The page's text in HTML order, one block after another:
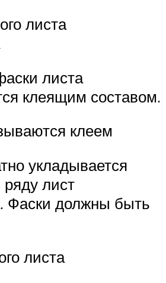
листа
листа
клеящим составом.
клеем
укладывается
лист
Фаски должны быть
листа